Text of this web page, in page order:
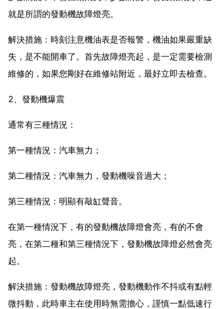
就是所謂的發動機故障燈亮。
解決措施：時刻注意機油表是否報警，機油如果嚴重缺
失，是不能開車了。首先故障燈亮起，是一定需要檢測
維修的，如果您剛好在維修站附近，最好立即去檢查。
2、發動機爆震
通常有三種情況：
第一種情況：汽車無力；
第二種情況：汽車無力，發動機噪音過大；
第三種情況：明顯有敲缸聲音。
在第一種情況下，有的發動機故障燈會亮，有的不會
亮，在第二種和第三種情況下，發動機故障燈必然會亮
起。
解決措施：發動機故障燈亮，發動機動作不抖或有點輕
微抖動，此時車主在使用時無需擔心，謹慎一點低速行